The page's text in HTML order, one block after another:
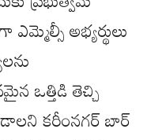
అభ్యర్థులు
ఒత్తిడి తెచ్చి
కరీంనగర్ బార్